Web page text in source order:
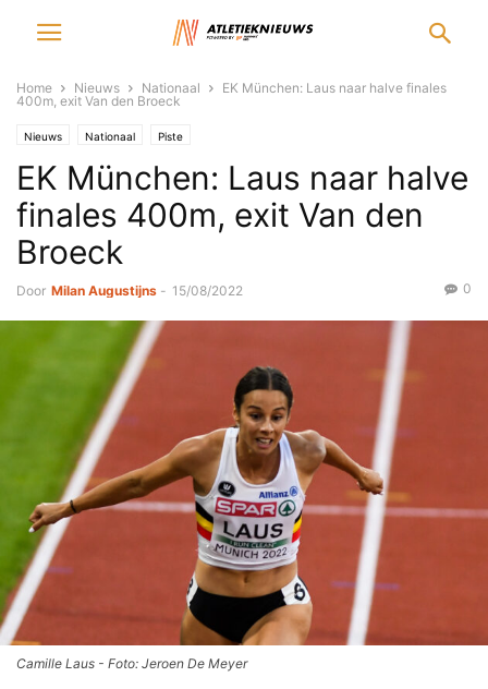
Home Nieuws Nationaal
EK München: Laus naar halve finales
400m, exit Van den Broeck
Nieuws Nationaal Piste
EK München: Laus naar halve
finales 400m, exit Van den
Broeck
Door Milan Augustijns - 15/08/2022 0
Camille Laus - Foto: Jeroen De Meyer